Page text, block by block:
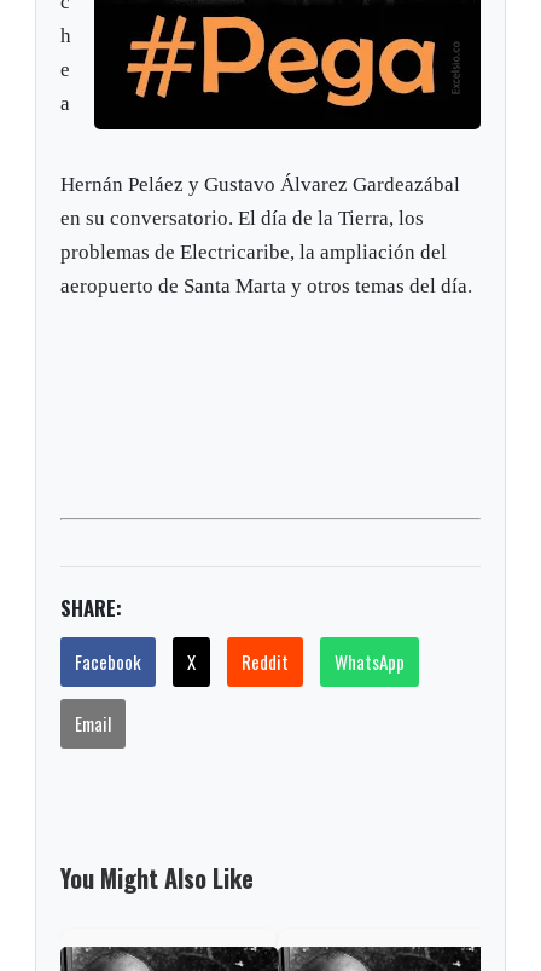
h
e
a
Hernán Peláez y Gustavo Álvarez Gardeazábal
en su conversatorio. El día de la Tierra, los
problemas de Electricaribe, la ampliación del
aeropuerto de Santa Marta y otros temas del día.
SHARE:
Facebook X Reddit WhatsApp
Email
You Might Also Like